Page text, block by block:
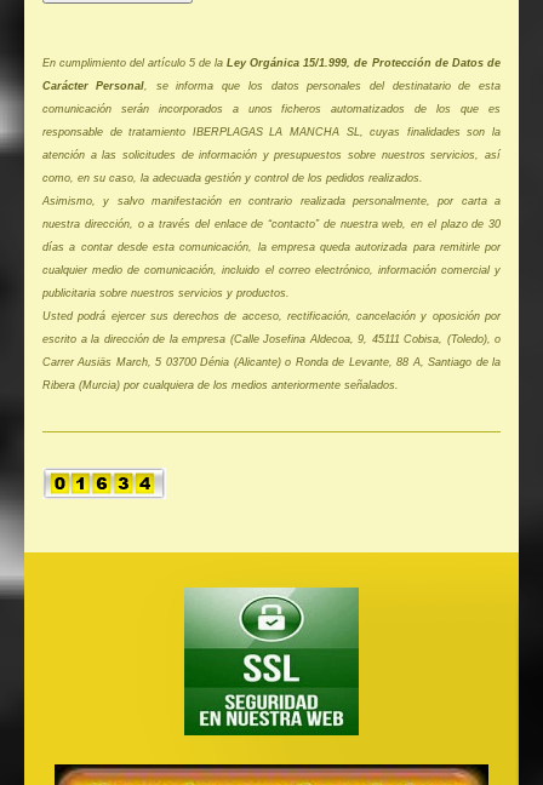
En cumplimiento del artículo 5 de la Ley Orgánica 15/1.999, de Protección de Datos de
Carácter Personal , se informa que los datos personales del destinatario de esta
comunicación serán incorporados a unos ficheros automatizados de los que es
responsable de tratamiento IBERPLAGAS LA MANCHA SL, cuyas finalidades son la
atención a las solicitudes de información y presupuestos sobre nuestros servicios, así
como, en su caso, la adecuada gestión y control de los pedidos realizados.
Asimismo, y salvo manifestación en contrario realizada personalmente, por carta a
nuestra dirección, o a través del enlace de “contacto” de nuestra web, en el plazo de 30
días a contar desde esta comunicación, la empresa queda autorizada para remitirle por
cualquier medio de comunicación, incluido el correo electrónico, información comercial y
publicitaria sobre nuestros servicios y productos.
Usted podrá ejercer sus derechos de acceso, rectificación, cancelación y oposición por
escrito a la dirección de la empresa (Calle Josefina Aldecoa, 9, 45111 Cobisa, (Toledo), o
Carrer Ausiäs March, 5 03700 Dénia (Alicante) o Ronda de Levante, 88 A, Santiago de la
Ribera (Murcia) por cualquiera de los medios anteriormente señalados.